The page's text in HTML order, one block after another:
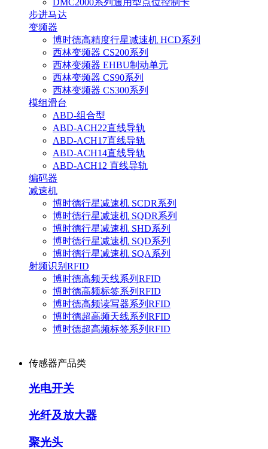
步进马达
变频器
博时德高精度行星减速机 HCD系列
西林变频器 CS200系列
西林变频器 EHBU制动单元
西林变频器 CS90系列
西林变频器 CS300系列
模组滑台
ABD-组合型
ABD-ACH22直线导轨
ABD-ACH17直线导轨
ABD-ACH14直线导轨
ABD-ACH12 直线导轨
编码器
减速机
博时德行星减速机 SCDR系列
博时德行星减速机 SQDR系列
博时德行星减速机 SHD系列
博时德行星减速机 SQD系列
博时德行星减速机 SQA系列
射频识别RFID
博时德高频天线系列RFID
博时德高频标签系列RFID
博时德高频读写器系列RFID
博时德超高频天线系列RFID
博时德超高频标签系列RFID
传感器产品类
光电开关
光纤及放大器
聚光头